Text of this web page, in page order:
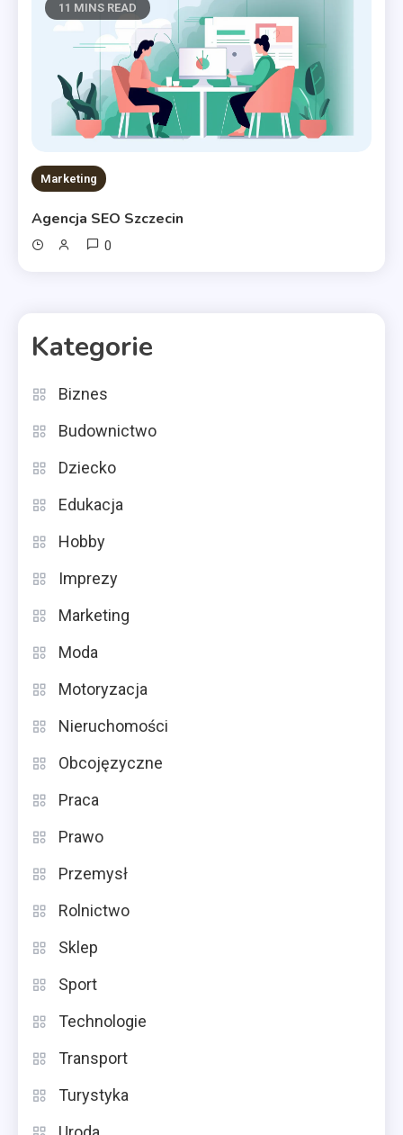
11 MINS READ
Marketing
Agencja SEO Szczecin
0
Kategorie
Biznes
Budownictwo
Dziecko
Edukacja
Hobby
Imprezy
Marketing
Moda
Motoryzacja
Nieruchomości
Obcojęzyczne
Praca
Prawo
Przemysł
Rolnictwo
Sklep
Sport
Technologie
Transport
Turystyka